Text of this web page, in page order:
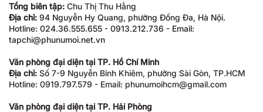
Tổng biên tập: Chu Thị Thu Hằng
Địa chỉ: 94 Nguyễn Hy Quang, phường Đống Đa, Hà Nội.
Hotline: 024.36.555.655 - 0913.212.736 - Email:
tapchi@phunumoi.net.vn
Văn phòng đại diện tại TP. Hồ Chí Minh
Địa chỉ: Số 7-9 Nguyễn Bỉnh Khiêm, phường Sài Gòn, TP.HCM
Hotline: 0919.797.579 - Email: phunumoihcm@gmail.com
Văn phòng đại diện tại TP. Hải Phòng